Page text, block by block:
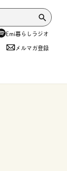
Emi暮らしラジオ
メルマガ登録